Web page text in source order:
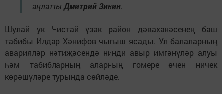
аңлатты Дмитрий Зинин.
Шулай ук Чистай үзәк район дәваханәсенең баш
табибы Илдар Хәнифов чыгыш ясады. Ул балаларның
аварияләр нәтиҗәсендә нинди авыр имгәнүләр алуы
һәм табибларның аларның гомере өчен ничек
көрәшүләре турында сөйләде.